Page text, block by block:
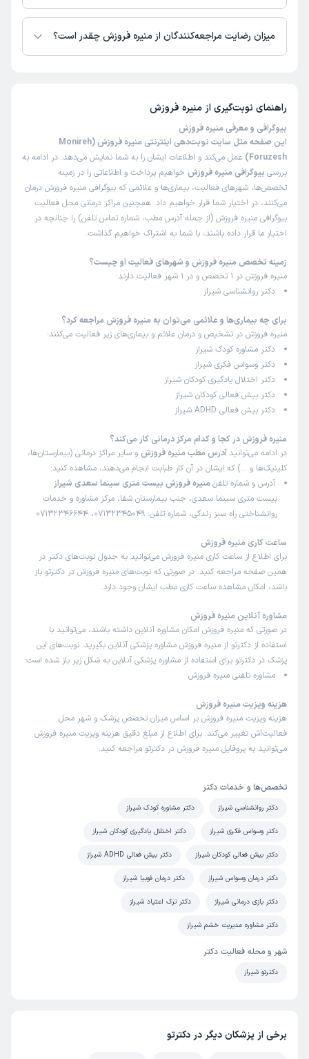
نجمه
کاربر آزاد
میکنم
منیره فروزش از روز یکشنبه 18 مرداد 1405 بیمار جدید می‌پذیرند.
میزان رضایت مراجعه‌کنندگان از منیره فروزش چقدر است؟
راهنمای نوبت‌گیری از منیره فروزش
بیوگرافی و معرفی منیره فروزش
این صفحه مثل سایت نوبت‌دهی اینترنتی منیره فروزش (Monireh
Foruzesh)
عمل می‌کند و اطلاعات ایشان را به شما نمایش می‌دهد. در ادامه به
بررسی بیوگرافی منیره فروزش خواهیم پرداخت و اطلاعاتی را در زمینه
تخصص‌ها، شهرهای فعالیت، بیماری‌ها و علائمی که بیوگرافی منیره فروزش درمان
می‌کنند، در اختیار شما قرار خواهیم داد. همچنین مراکز درمانی محل فعالیت
بیوگرافی منیره فروزش (از جمله آدرس مطب، شماره تماس تلفن) را چنانچه در
اختیار ما قرار داده باشند، با شما به اشتراک خواهیم گذاشت.
زمینه تخصص منیره فروزش و شهرهای فعالیت او چیست؟
منیره فروزش در 1 تخصص و در 1 شهر فعالیت دارند:
دکتر روانشناسی شیراز
برای چه بیماری‌ها و علائمی می‌توان به منیره فروزش مراجعه کرد؟
منیره فروزش در تشخیص و درمان علائم و بیماری‌های زیر فعالیت می‌کنند:
دکتر مشاوره کودک شیراز
دکتر وسواس فکری شیراز
دکتر اختلال یادگیری کودکان شیراز
دکتر بیش فعالی کودکان شیراز
دکتر بیش فعالی ADHD شیراز
منیره فروزش در کجا و کدام مرکز درمانی کار می‌کند؟
در ادامه می‌توانید آدرس مطب منیره فروزش و سایر مراکز درمانی (بیمارستان‌ها،
کلینیک‌ها و …) که ایشان در آن کار طبابت انجام می‌دهند، مشاهده کنید:
آدرس و شماره تلفن منیره فروزش بیست متری سینما سعدی شیراز
بیست متری سینما سعدی، جنب بیمارستان شفا، مرکز مشاوره و خدمات
روانشناختی راه سبز زندگی، شماره تلفن: 07132345049، 07132346644
ساعت کاری منیره فروزش
برای اطلاع از ساعت کاری منیره فروزش می‌توانید به جدول نوبت‌های دکتر در
همین صفحه مراجعه کنید. در صورتی که نوبت‌های منیره فروزش در دکترتو باز
باشد، امکان مشاهده ساعت کاری مطب ایشان وجود دارد.
مشاوره آنلاین منیره فروزش
در صورتی که منیره فروزش امکان مشاوره آنلاین داشته باشند، می‌توانید با
استفاده از دکترتو از منیره فروزش مشاوره پزشکی آنلاین بگیرید. نوبت‌های این
پزشک در دکترتو برای استفاده از مشاوره پزشکی آنلاین به شکل زیر باز شده است:
مشاوره تلفنی منیره فروزش
هزینه ویزیت منیره فروزش
هزینه ویزیت منیره فروزش بر اساس میزان تخصص پزشک و شهر محل
فعالیت‌اش تغییر می‌کند. برای اطلاع از مبلغ دقیق هزینه ویزیت منیره فروزش
می‌توانید به پروفایل منیره فروزش در دکترتو مراجعه کنید.
تخصص‌ها و خدمات دکتر
دکتر روانشناسی شیراز دکتر مشاوره کودک شیراز
دکتر وسواس فکری شیراز دکتر اختلال یادگیری کودکان شیراز
دکتر بیش فعالی کودکان شیراز دکتر بیش فعالی ADHD شیراز
دکتر درمان وسواس شیراز دکتر درمان فوبیا شیراز
دکتر بازی درمانی شیراز دکتر ترک اعتیاد شیراز
دکتر مشاوره مدیریت خشم شیراز
شهر و محله فعالیت دکتر
دکترتو شیراز
برخی از پزشکان دیگر در دکترتو